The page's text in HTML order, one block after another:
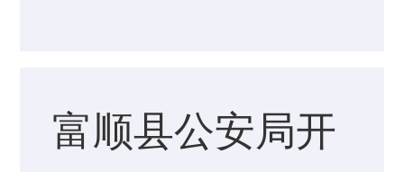
富顺县公安局开